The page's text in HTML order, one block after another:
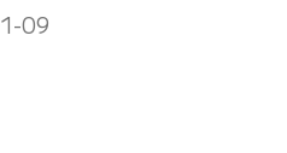
09